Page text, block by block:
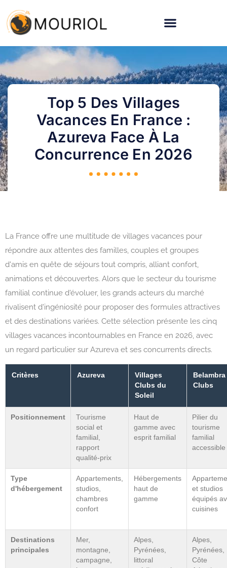
Top 5 Des Villages
Vacances En France :
Azureva Face À La
Concurrence En 2026
La France offre une multitude de villages vacances pour
répondre aux attentes des familles, couples et groupes
d'amis en quête de séjours tout compris, alliant confort,
animations et découvertes. Alors que le secteur du tourisme
familial continue d'évoluer, les grands acteurs du marché
rivalisent d'ingéniosité pour proposer des formules attractives
et des destinations variées. Cette sélection présente les cinq
villages vacances incontournables en France en 2026, avec
un regard particulier sur Azureva et ses concurrents directs.
Critères Azureva
Villages
Clubs du
Soleil
Belambra
Clubs
Positionnement
Tourisme
social et
familial,
rapport
qualité-prix
Haut de
gamme avec
esprit familial
Pilier du
tourisme
familial
accessible
Type
d'hébergement
Appartements,
studios,
chambres
confort
Hébergements
haut de
gamme
et studios
équipés
cuisines
Destinations
principales
Mer,
montagne,
campagne,
Alpes,
Pyrénées,
littoral
Alpes,
Pyrénées,
Côte